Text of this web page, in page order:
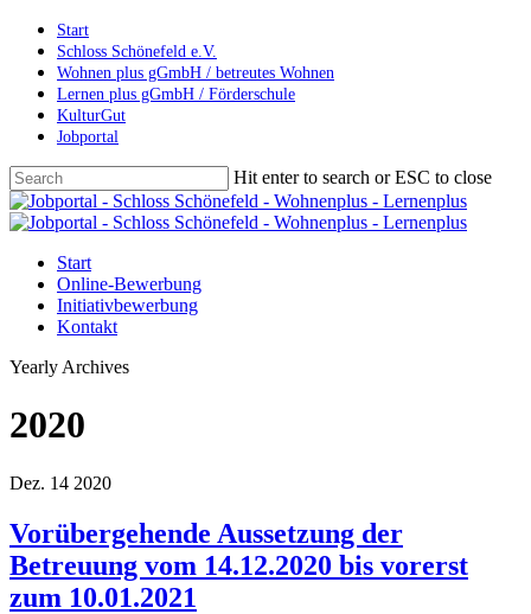
Skip
main
content
Start
Schloss Schönefeld e.V.
Wohnen plus gGmbH / betreutes Wohnen
Lernen plus gGmbH / Förderschule
KulturGut
Jobportal
Hit enter to search or ESC to close
Close
Search
Menu
Start
Online-Bewerbung
Initiativbewerbung
Kontakt
Yearly Archives
2020
Dez. 14 2020
Vorübergehende Aussetzung der
Betreuung vom 14.12.2020 bis vorerst
zum 10.01.2021